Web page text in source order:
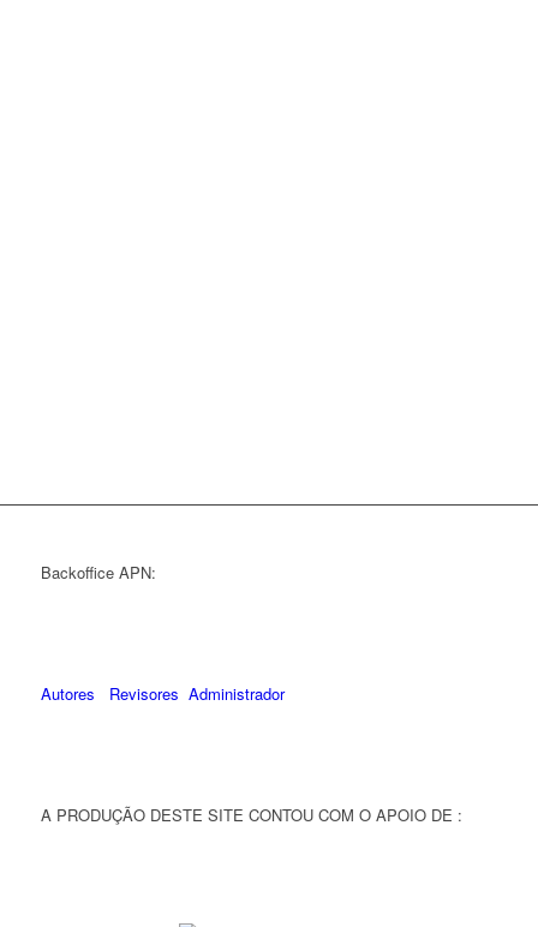
Backoffice APN:
Autores Revisores Administrador
A PRODUÇÃO DESTE SITE CONTOU COM O APOIO DE :